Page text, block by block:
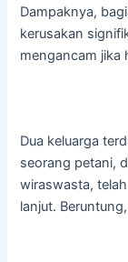
Dampaknya,
kerusakan
mengancam jika
Dua keluarga
seorang petani,
wiraswasta,
lanjut.